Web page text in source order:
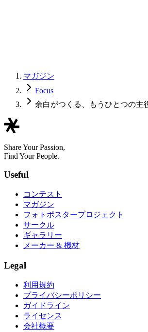
マガジン
Focus
余白がつくる、もうひとつの主
Share Your Passion,
Find Your People.
Useful
コンテスト
マガジン
フォトポスタープロジェクト
サークル
ギャラリー
メーカー & 機材
Legal
利用規約
プライバシーポリシー
ガイドライン
ライセンス
会社概要